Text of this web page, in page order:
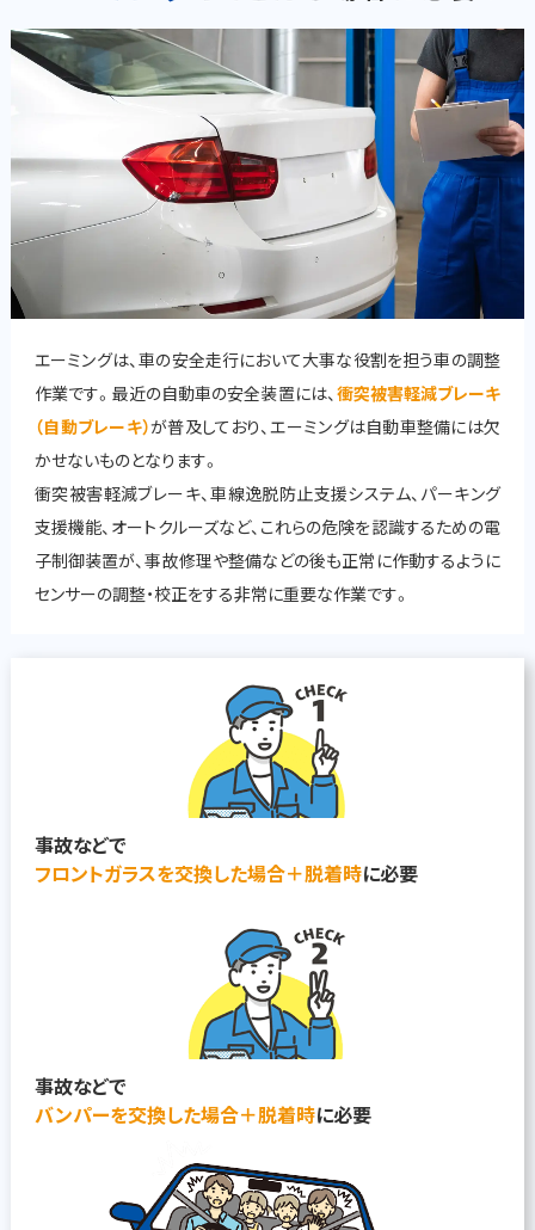
エーミングは、車の安全走行において大事な役割を担う車の調整
作業です。最近の自動車の安全装置には、衝突被害軽減ブレーキ
（自動ブレーキ）が普及しており、エーミングは自動車整備には欠
かせないものとなります。
衝突被害軽減ブレーキ、車線逸脱防止支援システム、パーキング
支援機能、オートクルーズなど、これらの危険を認識するための電
子制御装置が、事故修理や整備などの後も正常に作動するように
センサーの調整・校正をする非常に重要な作業です。
事故などで
フロントガラスを交換した場合＋脱着時に必要
事故などで
バンパーを交換した場合＋脱着時に必要